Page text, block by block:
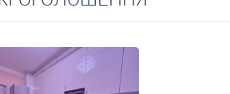
оренду квартир, особняків,
кімнат